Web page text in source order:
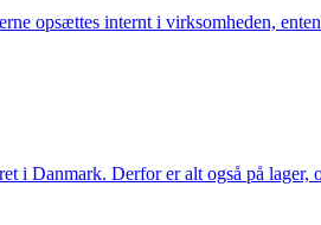
opsættes internt i virksomheden,
i Danmark. Derfor er alt også på